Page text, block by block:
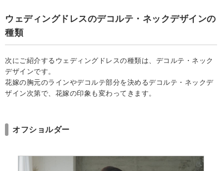
ウェディングドレスのデコルテ・ネックデザインの
種類
次にご紹介するウェディングドレスの種類は、デコルテ・ネック
デザインです。
花嫁の胸元のラインやデコルテ部分を決めるデコルテ・ネックデ
ザイン次第で、花嫁の印象も変わってきます。
オフショルダー